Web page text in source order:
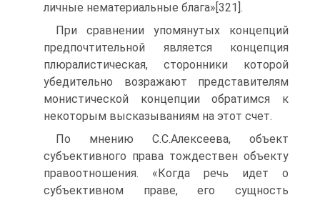
личные нематериальные блага»[321].
При сравнении упомянутых концепций
предпочтительной является концепция
плюралистическая, сторонники которой
убедительно возражают представителям
монистической концепции обратимся к
некоторым высказываниям на этот счет.
По мнению С.С.Алексеева, объект
субъективного права тождествен объекту
правоотношения. «Когда речь идет о
субъективном праве, его сущность